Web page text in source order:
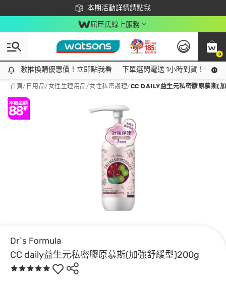
本期活動詳情請點我
下載app最高回饋$350
屈臣氏線上服務
0
激推換購優惠價！立即點我看
激推換購優惠價！立即點我看 下單選閃電送 1小時到貨！領神
首頁/ 日用品/女性生理用品/女性私密護理/CC DAILY益生元私密膠原慕斯(
Dr`s Formula
CC daily益生元私密膠原慕斯(加強舒緩型)200g